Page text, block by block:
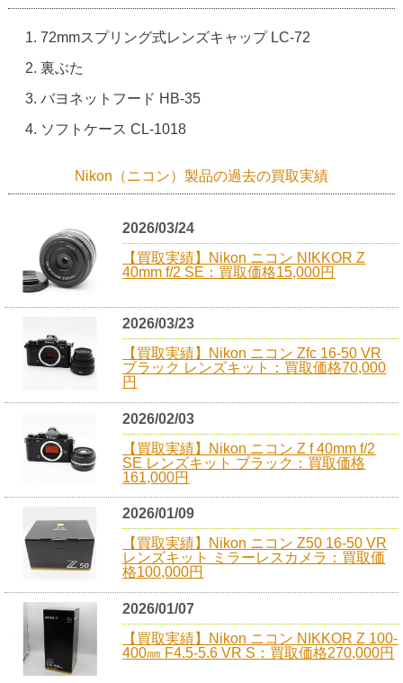
72mmスプリング式レンズキャップ LC-72
裏ぶた
バヨネットフード HB-35
ソフトケース CL-1018
Nikon（ニコン）製品の過去の買取実績
2026/03/24
【買取実績】Nikon ニコン NIKKOR Z
40mm f/2 SE：買取価格15,000円
2026/03/23
【買取実績】Nikon ニコン Zfc 16-50 VR
ブラック レンズキット：買取価格70,000
円
2026/02/03
【買取実績】Nikon ニコン Z f 40mm f/2
SE レンズキット ブラック：買取価格
161,000円
2026/01/09
【買取実績】Nikon ニコン Z50 16-50 VR
レンズキット ミラーレスカメラ：買取価
格100,000円
2026/01/07
【買取実績】Nikon ニコン NIKKOR Z 100-
400㎜ F4.5-5.6 VR S：買取価格270,000円